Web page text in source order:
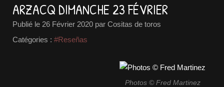
ARZACQ DIMANCHE 23 FÉVRIER
Publié le 26 Février 2020 par Cositas de toros
Catégories : #Reseñas
Photos © Fred Martinez